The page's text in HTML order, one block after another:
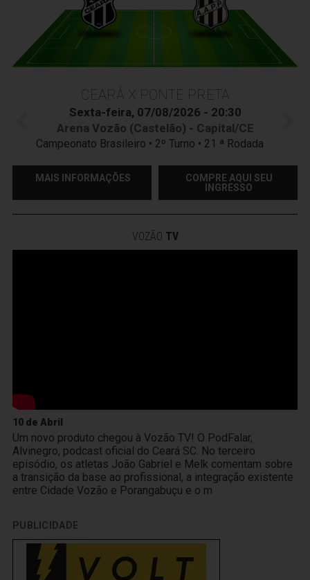
CEARÁ X PONTE PRETA
Sexta-feira, 07/08/2026 - 20:30
Arena Vozão (Castelão) - Capital/CE
Campeonato Brasileiro • 2º Turno • 21 ª Rodada
MAIS INFORMAÇÕES
COMPRE AQUI SEU
INGRESSO
VOZÃO TV
10 de Abril
Um novo produto chegou à Vozão TV! O PodFalar,
Alvinegro, podcast oficial do Ceará SC. No terceiro
episódio, os atletas João Gabriel e Melk comentam sobre
a transição da base ao profissional, a integração existente
entre Cidade Vozão e Porangabuçu e o m
PUBLICIDADE